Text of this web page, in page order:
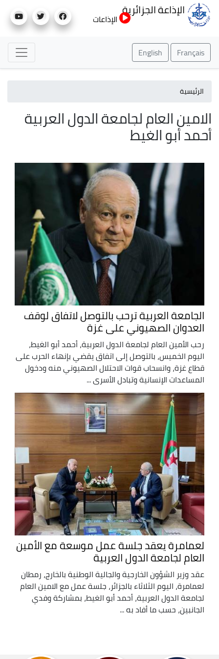
إلى
الإذاعة الجزائرية
الإذاعات
Français
English
الرئيسية
الامين العام لجامعة الدول العربية
أحمد أبو الغيط
الجامعة العربية ترحب بالتوصل لاتفاق لوقف
العدوان الصهيوني على غزة
رحب الأمين العام لجامعة الدول العربية، أحمد أبو الغيط،
اليوم الخميس، بالتوصل إلى اتفاق يقضي بإنهاء الحرب على
قطاع غزة، وانسحاب قوات الاحتلال الصهيوني منه ودخول
المساعدات الإنسانية وتبادل الأسرى ...
لعمامرة يعقد جلسة عمل موسعة مع الأمين
العام لجامعة الدول العربية
عقد وزير الشؤون الخارجية والجالية الوطنية بالخارج، رمطان
لعمامرة، اليوم الثلاثاء بالجزائر، جلسة عمل مع الامين العام
لجامعة الدول العربية، أحمد أبو الغيط، بمشاركة وفدي
الجانبين، حسب ما أفاد به ...